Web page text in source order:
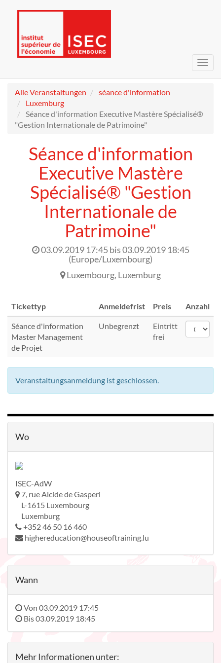
Alle Veranstaltungen
séance d'information
Luxemburg
Séance d'information Executive Mastère Spécialisé®
"Gestion Internationale de Patrimoine"
Séance d'information
Executive Mastère
Spécialisé® "Gestion
Internationale de
Patrimoine"
03.09.2019 17:45bis03.09.2019 18:45
(Europe/Luxembourg)
Luxembourg, Luxemburg
Tickettyp Anmeldefrist Preis Anzahl
Séance d'information
Master Management
de Projet
Unbegrenzt
Eintritt
frei
Veranstaltungsanmeldung ist geschlossen.
Wo
ISEC-AdW
7, rue Alcide de Gasperi
L-1615 Luxembourg
Luxemburg
+352 46 50 16 460
highereducation@houseoftraining.lu
Wann
Von 03.09.2019 17:45
Bis03.09.2019 18:45
Mehr Informationen unter: